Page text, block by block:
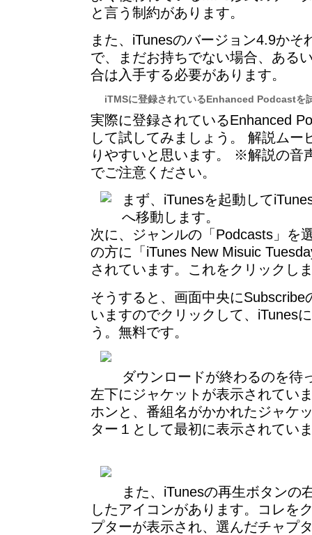
と言う制約があります。
また、iTunesのバージョン4.9かそ
で、まだお持ちでない場合、ある
合は入手する必要があります。
iTMSに登録されているEnhanced Podcastを
実際に登録されているEnhanced
して試してみましょう。 解説ムー
りやすいと思います。 ※解説の音
でご注意ください。
まず、iTunesを起動して
へ移動します。
次に、ジャンルの「Podcasts」を
の方に「iTunes New Misuic
されています。これをクリックし
そうすると、画面中央にSubscribe
いますのでクリックして、iTunes
う。無料です。
ダウンロードが終わるのを待
左下にジャケットが表示されてい
ホンと、番組名がかかれたジャケ
ター１として最初に表示されてい
また、iTunesの再生ボタンの
したアイコンがあります。コレを
プターが表示され、選んだチャプ